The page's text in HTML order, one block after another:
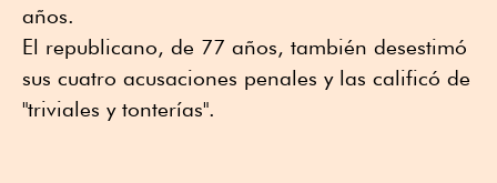
años.
El republicano, de 77 años, también desestimó
sus cuatro acusaciones penales y las calificó de
"triviales y tonterías".